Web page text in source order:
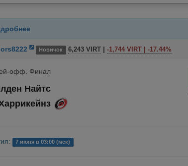
Новичок 6,243 VIRT| -1,744 VIRT | -17.44%
офф. Финал
Найтс
7 июня в 03:00 (мск)